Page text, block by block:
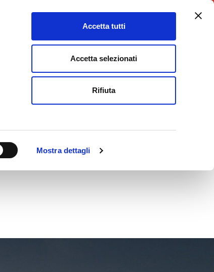
Mostra dettagli
Accetta tutti
Accetta selezionati
Rifiuta
Charity Point
DONA ORA